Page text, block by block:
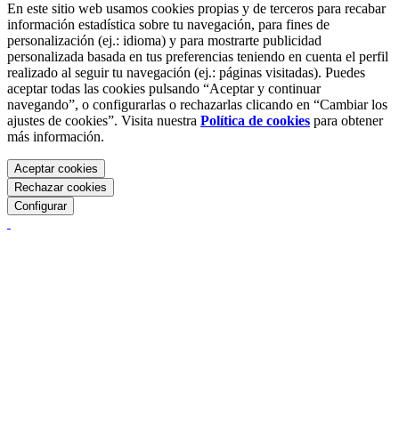
En este sitio web usamos cookies propias y de terceros para recabar
información estadística sobre tu navegación, para fines de
personalización (ej.: idioma) y para mostrarte publicidad
personalizada basada en tus preferencias teniendo en cuenta el perfil
realizado al seguir tu navegación (ej.: páginas visitadas). Puedes
aceptar todas las cookies pulsando “Aceptar y continuar
navegando”, o configurarlas o rechazarlas clicando en “Cambiar los
ajustes de cookies”. Visita nuestra Política de cookies para obtener
más información.
Aceptar cookies
Rechazar cookies
Configurar